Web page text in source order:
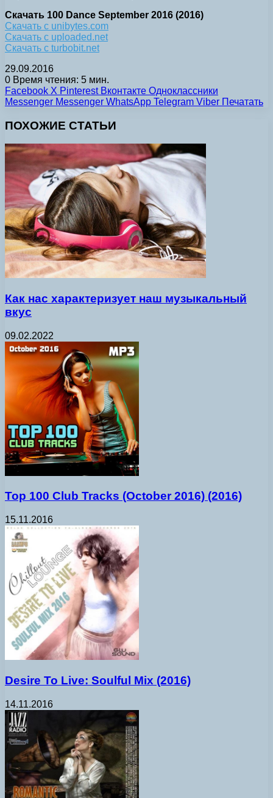
Скачать 100 Dance September 2016 (2016)
Скачать с unibytes.com
Скачать с uploaded.net
Скачать с turbobit.net
29.09.2016
0 Время чтения: 5 мин.
Facebook X Pinterest Вконтакте Одноклассники
Messenger Messenger WhatsApp Telegram Viber Печатать
ПОХОЖИЕ СТАТЬИ
Как нас характеризует наш музыкальный
вкус
09.02.2022
Top 100 Club Tracks (October 2016) (2016)
15.11.2016
Desire To Live: Soulful Mix (2016)
14.11.2016